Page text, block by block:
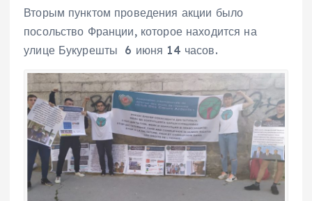
Вторым пунктом проведения акции было
посольство Франции, которое находится на
улице Букурешты 6 июня 14 часов.